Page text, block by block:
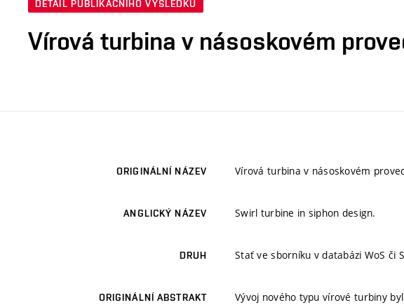
DETAIL PUBLIKAČNÍHO VÝSLEDKU
Vírová turbina v násoskovém
ORIGINÁLNÍ NÁZEV Vírová turbina v násoskovém
ANGLICKÝ NÁZEV Swirl turbine in siphon design.
DRUH Stať ve sborníku v databázi WoS či
ORIGINÁLNÍ ABSTRAKT
Vývoj nového typu vírové turbiny